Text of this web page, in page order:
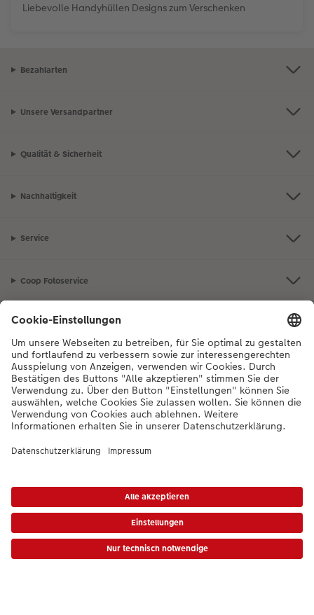
Liebevolle Handyhüllen Designs zum Verschenken
Bezahlarten
Unsere Versandpartner
Qualität & Sicherheit
Nachhaltigkeit
Service
Coop Fotoservice
Sortiment
Inspiration
Bei Fragen zu Produkten oder der Bestellung können Sie uns gerne von
Montag bis Samstag von 8:00 – 20:00 Uhr und Sonntag von 10:00 –
20:00 Uhr (gesetzliche Feiertage ausgenommen) unter der
*Die Preise gelten inkl. MWST zzgl. Versandkosten gem.PreislisteDas abgebildete
Produkt hat ggfs. einen höheren Preis.
|AGB|Datenschutz|Impressum